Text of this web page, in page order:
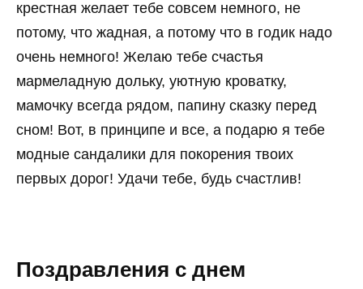
крестная желает тебе совсем немного, не
потому, что жадная, а потому что в годик надо
очень немного! Желаю тебе счастья
мармеладную дольку, уютную кроватку,
мамочку всегда рядом, папину сказку перед
сном! Вот, в принципе и все, а подарю я тебе
модные сандалики для покорения твоих
первых дорог! Удачи тебе, будь счастлив!
Поздравления с днем